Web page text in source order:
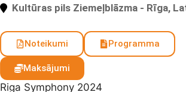
Kultūras pils Ziemeļblāzma - Rīga,
Noteikumi Programma
Maksājumi
Riga Symphony 2024